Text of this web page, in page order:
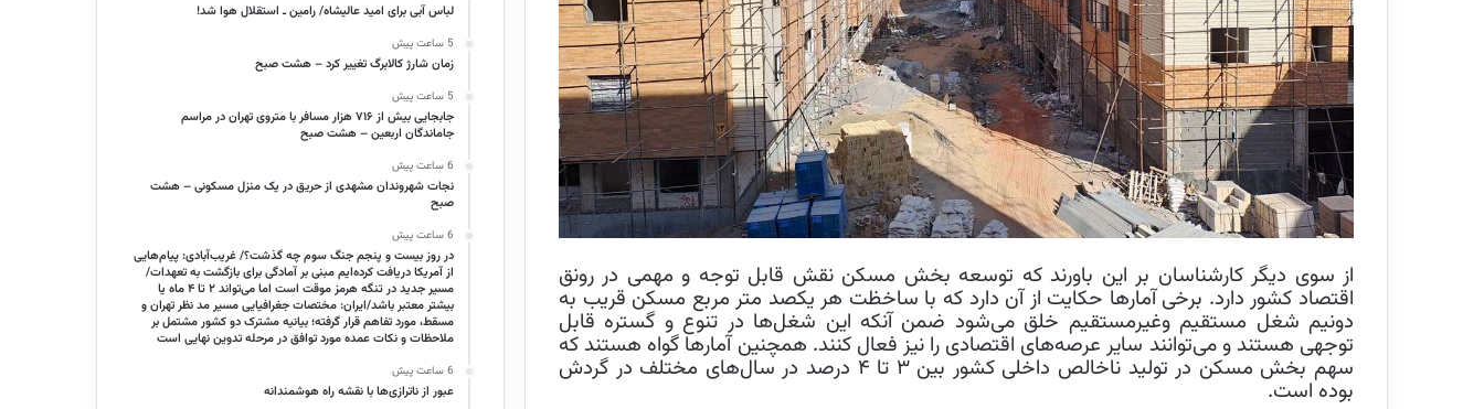
از سوی دیگر کارشناسان بر این باورند که توسعه بخش مسکن نقش قابل توجه و مهمی در رونق
اقتصاد کشور دارد. برخی آمارها حکایت از آن دارد که با ساخظت هر یکصد متر مربع مسکن قریب به
دونیم شغل مستقیم وغیرمستقیم خلق می‌شود ضمن آنکه این شغل‌ها در تنوع و گستره قابل
توجهی هستند و می‌توانند سایر عرصه‌های اقتصادی را نیز فعال کنند. همچنین آمارها گواه هستند که
سهم بخش مسکن در تولید ناخالص داخلی کشور بین ۳ تا ۴ درصد در سال‌های مختلف در گردش
بوده است.
لباس آبی برای امید عالیشاه/ رامین ـ استقلال هوا شد!
5 ساعت پیش
زمان شارژ کالابرگ تغییر کرد – هشت صبح
5 ساعت پیش
جابجایی بیش از ۷۱۶ هزار مسافر با متروی تهران در مراسم
جاماندگان اربعین – هشت صبح
6 ساعت پیش
نجات شهروندان مشهدی از حریق در یک منزل مسکونی – هشت
صبح
6 ساعت پیش
در روز بیست و پنجم جنگ سوم چه گذشت؟/ غریب‌آبادی: پیام‌هایی
از آمریکا دریافت کرده‌ایم مبنی بر آمادگی برای بازگشت به تعهدات/
مسیر جدید در تنگه هرمز موقت است اما می‌تواند ۲ تا ۴ ماه یا
بیشتر معتبر باشد/ایران: مختصات جغرافیایی مسیر مد نظر تهران و
مسقط، مورد تفاهم قرار گرفته؛ بیانیه مشترک دو کشور مشتمل بر
ملاحظات و نکات عمده مورد توافق در مرحله تدوین نهایی است
6 ساعت پیش
عبور از ناترازی‌ها با نقشه راه هوشمندانه